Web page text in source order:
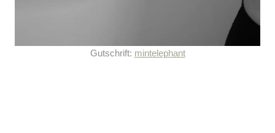
Gutschrift: mintelephant